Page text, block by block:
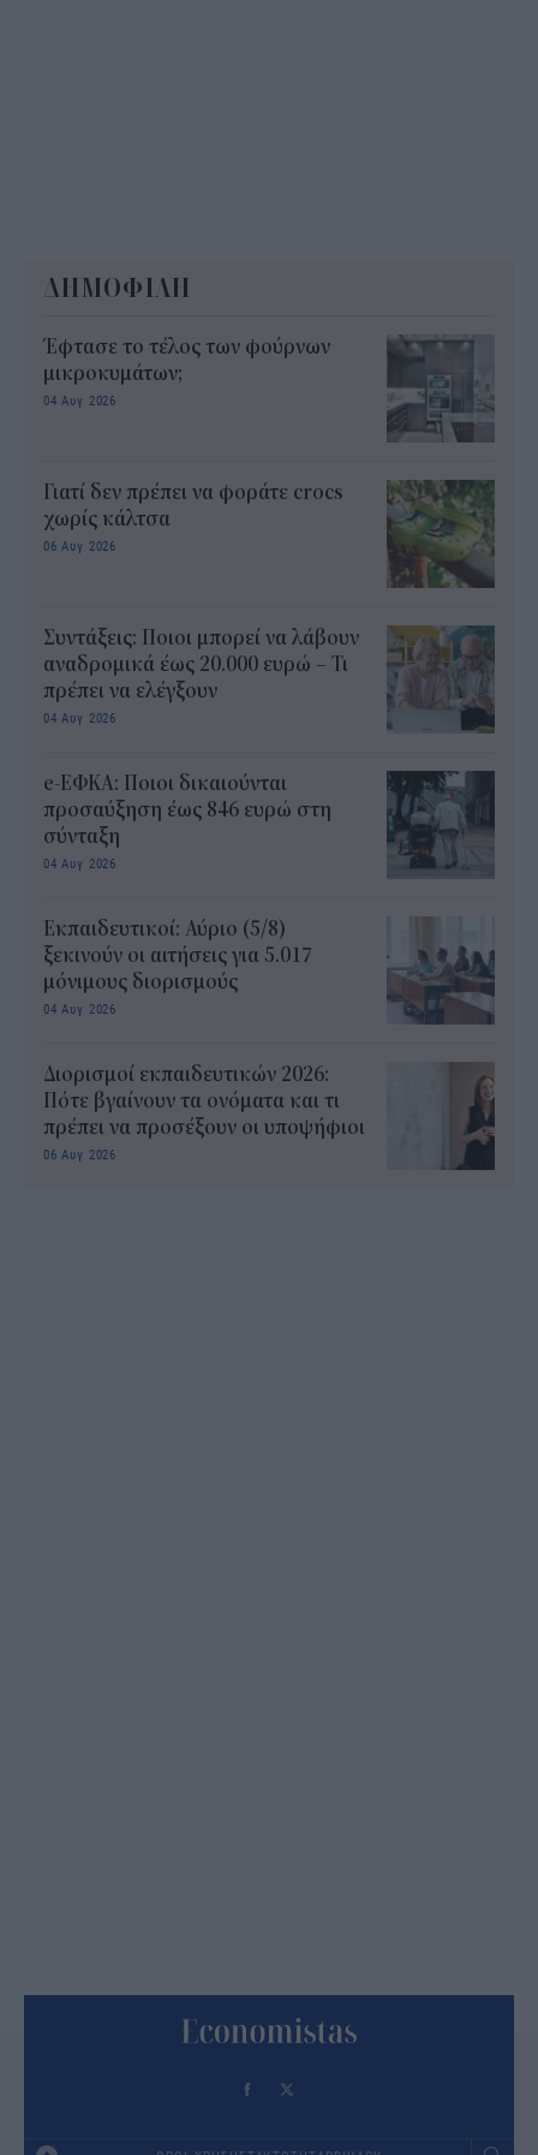
ΔΗΜΟΦΙΛΗ
Έφτασε το τέλος των φούρνων
μικροκυμάτων;
04 Αυγ 2026
Γιατί δεν πρέπει να φοράτε crocs
χωρίς κάλτσα
06 Αυγ 2026
Συντάξεις: Ποιοι μπορεί να λάβουν
αναδρομικά έως 20.000 ευρώ – Τι
πρέπει να ελέγξουν
04 Αυγ 2026
e-ΕΦΚΑ: Ποιοι δικαιούνται
προσαύξηση έως 846 ευρώ στη
σύνταξη
04 Αυγ 2026
Εκπαιδευτικοί: Αύριο (5/8)
ξεκινούν οι αιτήσεις για 5.017
μόνιμους διορισμούς
04 Αυγ 2026
Διορισμοί εκπαιδευτικών 2026:
Πότε βγαίνουν τα ονόματα και τι
πρέπει να προσέξουν οι υποψήφιοι
06 Αυγ 2026